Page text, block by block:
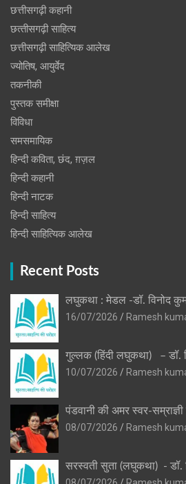
छत्तीसगढ़ी कहानी
छत्‍तीसगढ़ी साहित्‍य
छत्तीसगढ़ी साहित्यिक आलेख
ज्योतिष, आयुर्वेद
तकनीकी
पुस्‍तक समीक्षा
विविधा
समसमायिक
हिन्दी कविता, छंद, ग़ज़ल
हिन्दी कहानी
हिन्‍दी नाटक
हिन्दी साहित्य
हिन्दी साहित्यिक आलेख
Recent Posts
लघुकथा : मेडल -डॉ. विनोद
16/07/2026
Ramesh
गुल्लक (हिंदी लघुकथा) – डॉ.
10/07/2026
Ramesh
पंडवानी की अमर स्वर-
08/07/2026
Ramesh
सरस्वती सुता (लघुकथा) ​- डॉ.